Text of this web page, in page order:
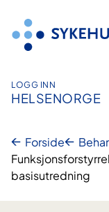
innhold
LOGG INN
HELSENORGE
Forside
basisutredning